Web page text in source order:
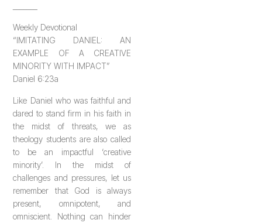
Weekly Devotional
“IMITATING DANIEL: AN
EXAMPLE OF A CREATIVE
MINORITY WITH IMPACT”
Daniel 6:23a
Like Daniel who was faithful and
dared to stand firm in his faith in
the midst of threats, we as
theology students are also called
to be an impactful ‘creative
minority’. In the midst of
challenges and pressures, let us
remember that God is always
present, omnipotent, and
omniscient. Nothing can hinder